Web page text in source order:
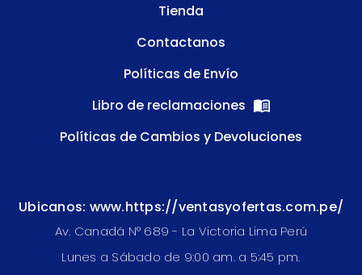
Tienda
Contactanos
Políticas de Envío
Libro de reclamaciones
Políticas de Cambios y Devoluciones
Ubicanos: www.https://ventasyofertas.com.pe/
Av. Canadá N° 689 - La Victoria Lima Perú
Lunes a Sábado de 9:00 am. a 5:45 pm.